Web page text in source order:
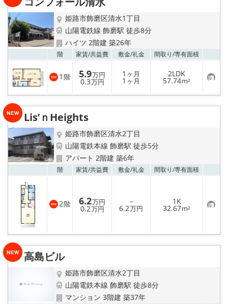
姫路市飾磨区清水1丁目
山陽電鉄線 飾磨駅 徒歩8分
ハイツ 2階建 築26年
階 家賃/共益費 敷金/礼金 間取り/専有面積
1 階 5.9万円
0.3万円
1 ヶ月
1 ヶ月
2LDK
57.74m² お
気
に
り
Lis’ｎHeights
姫路市飾磨区清水2丁目
山陽電鉄本線 飾磨駅 徒歩5分
アパート 2階建 築6年
階 家賃/共益費 敷金/礼金 間取り/専有面積
2階 6.2万円
0.2万円
－
6.2万円
1K
32.67m² お
気
に
入
り
登
高島ビル
姫路市飾磨区清水2丁目
山陽電鉄本線 飾磨駅 徒歩8分
マンション 3階建 築37年